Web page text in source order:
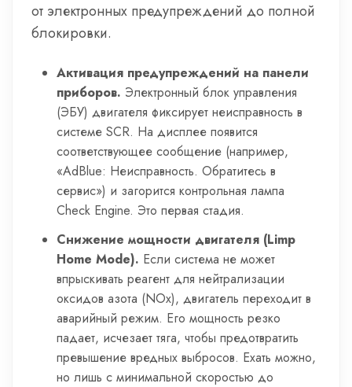
от электронных предупреждений до полной
блокировки.
Активация предупреждений на панели
приборов. Электронный блок управления
(ЭБУ) двигателя фиксирует неисправность в
системе SCR. На дисплее появится
соответствующее сообщение (например,
«AdBlue: Неисправность. Обратитесь в
сервис») и загорится контрольная лампа
Check Engine. Это первая стадия.
Снижение мощности двигателя (Limp
Home Mode). Если система не может
впрыскивать реагент для нейтрализации
оксидов азота (NOx), двигатель переходит в
аварийный режим. Его мощность резко
падает, исчезает тяга, чтобы предотвратить
превышение вредных выбросов. Ехать можно,
но лишь с минимальной скоростью до